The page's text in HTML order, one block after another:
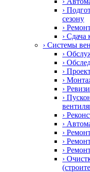
›
сезону
›
› Сдача
› Системы
›
›
›
›
›
›
›
›
›
›
›
›